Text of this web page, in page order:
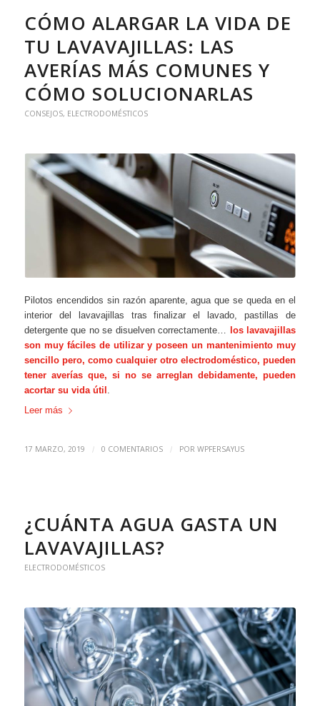
CÓMO ALARGAR LA VIDA DE
TU LAVAVAJILLAS: LAS
AVERÍAS MÁS COMUNES Y
CÓMO SOLUCIONARLAS
CONSEJOS, ELECTRODOMÉSTICOS
Pilotos encendidos sin razón aparente, agua que se queda en el
interior del lavavajillas tras finalizar el lavado, pastillas de
detergente que no se disuelven correctamente…
los lavavajillas
son muy fáciles de utilizar y poseen un mantenimiento muy
sencillo pero, como cualquier otro electrodoméstico, pueden
tener averías que, si no se arreglan debidamente, pueden
acortar su vida útil .
Leer más
17 MARZO, 2019 / 0 COMENTARIOS / POR WPFERSAYUS
¿CUÁNTA AGUA GASTA UN
LAVAVAJILLAS?
ELECTRODOMÉSTICOS